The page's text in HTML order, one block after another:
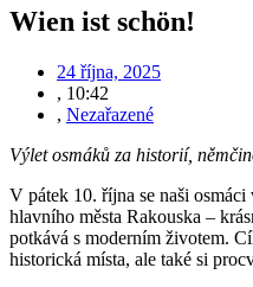
Wien ist schön!
24 října, 2025
, 10:42
, Nezařazené
Výlet osmáků za historií,
V pátek 10. října se naši
hlavního města Rakouska –
potkává s moderním životem.
historická místa, ale také si